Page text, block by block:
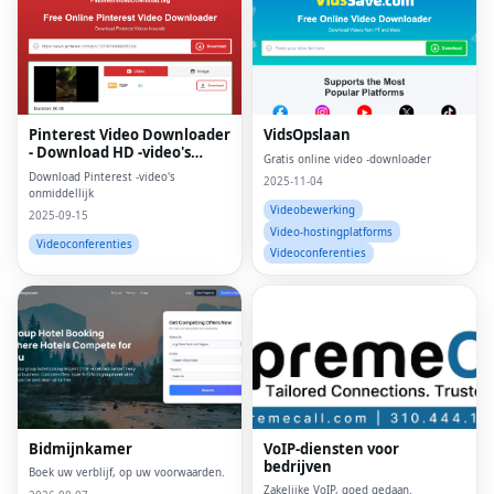
Pinterest Video Downloader
- Download HD -video's
online
Download Pinterest -video's
onmiddellijk
2025-09-15
Videoconferenties
VidsOpslaan
Gratis online video -downloader
2025-11-04
Videobewerking
Video-hostingplatforms
Videoconferenties
Bidmijnkamer
Boek uw verblijf, op uw voorwaarden.
VoIP-diensten voor
bedrijven
Zakelijke VoIP, goed gedaan.